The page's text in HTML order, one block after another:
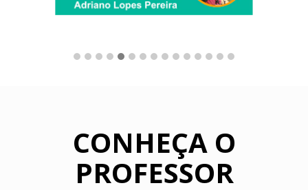
CONHEÇA O
PROFESSOR